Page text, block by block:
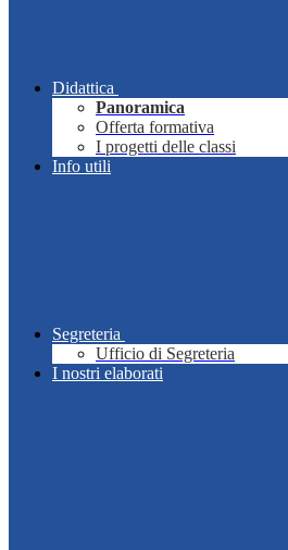
Didattica
Panoramica
Offerta formativa
I progetti delle classi
Info utili
Segreteria
Ufficio di Segreteria
I nostri elaborati